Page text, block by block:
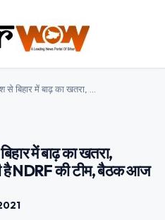
में बाढ़ का खतरा,
है NDRF की टीम, बैठक आज